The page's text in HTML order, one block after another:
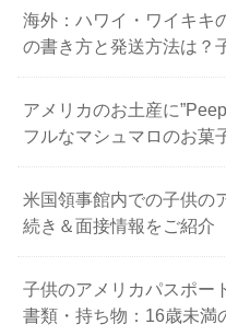
海外：ハワイ・ワイキキ
の書き方と発送方法は？
アメリカのお土産に
フルなマシュマロのお菓
米国領事館内での子供の
続き＆面接情報をご紹介
子供のアメリカパスポー
書類・持ち物：16歳未満